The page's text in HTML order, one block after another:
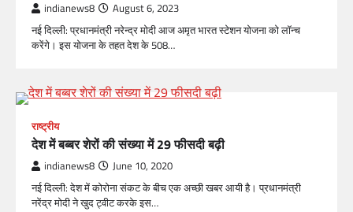
indianews8 August 6, 2023
नई दिल्ली: प्रधानमंत्री नरेन्द्र मोदी आज अमृत भारत स्टेशन योजना को लॉन्च
करेंगे। इस योजना के तहत देश के 508…
राष्ट्रीय
देश में बब्बर शेरों की संख्या में 29 फीसदी बढ़ी
indianews8 June 10, 2020
नई दिल्ली: देश में कोरोना संकट के बीच एक अच्छी खबर आयी है। प्रधानमंत्री
नरेंद्र मोदी ने खुद ट्वीट करके इस…